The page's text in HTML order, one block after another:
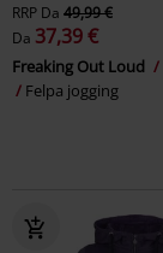
RRP Da 49,99 €
Da 37,39 €
Freaking Out Loud
Felpa jogging